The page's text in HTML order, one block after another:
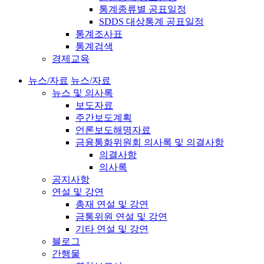
통계종류별 공표일정
SDDS 대상통계 공표일정
통계조사표
통계검색
경제교육
뉴스/자료 뉴스/자료
뉴스 및 의사록
보도자료
주간보도계획
언론보도해명자료
금융통화위원회 의사록 및 의결사항
의결사항
의사록
공지사항
연설 및 강연
총재 연설 및 강연
금통위원 연설 및 강연
기타 연설 및 강연
블로그
간행물